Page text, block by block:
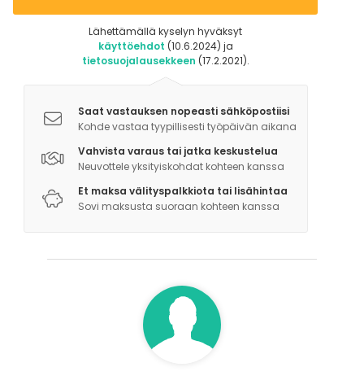
Lähettämällä kyselyn hyväksyt
käyttöehdot (10.6.2024) ja
tietosuojalausekkeen (17.2.2021).
Saat vastauksen nopeasti sähköpostiisi
Kohde vastaa tyypillisesti työpäivän aikana
Vahvista varaus tai jatka keskustelua
Neuvottele yksityiskohdat kohteen kanssa
Et maksa välityspalkkiota tai lisähintaa
Sovi maksusta suoraan kohteen kanssa